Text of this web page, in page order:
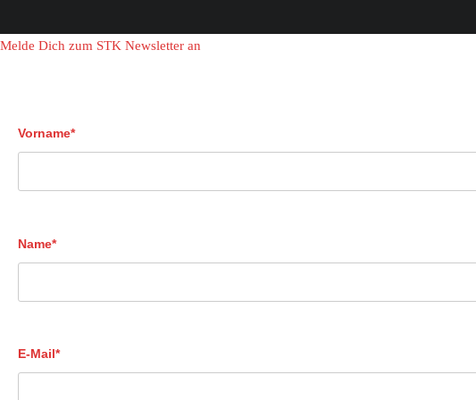
Melde Dich zum STK Newsletter an
Vorname*
Name*
E-Mail*